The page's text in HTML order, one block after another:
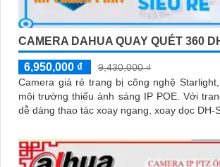
CAMERA DAHUA QUAY QUÉT 360
6,950,000 ₫
9,430,000 ₫
Camera giá rẻ trang bị công nghệ
môi trường thiếu ánh sáng IP POE. Với trang bị khả năng PTZ linh hoạt,
dễ dàng thao tác xoay ngang, xoay dọc DH-